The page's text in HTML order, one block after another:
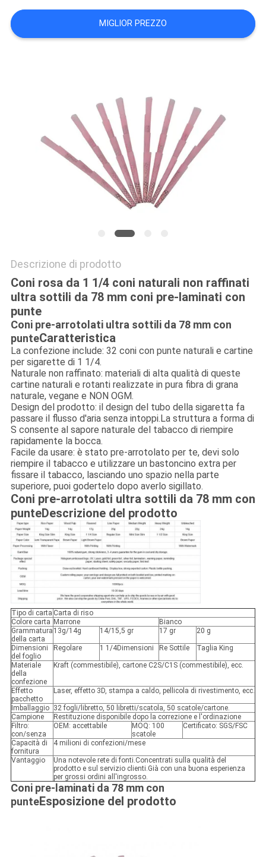
PRIVACY
POLICY
MIGLIOR PREZZO
Descrizione di prodotto
Coni rosa da 1 1/4 coni naturali non raffinati
ultra sottili da 78 mm coni pre-laminati con
punte
Coni pre-arrotolati ultra sottili da 78 mm con
punteCaratteristica
La confezione include: 32 coni con punte naturali e cartine
per sigarette di 1 1/4.
Naturale non raffinato: materiali di alta qualità di queste
cartine naturali e rotanti realizzate in pura fibra di grana
naturale, vegane e NON OGM.
Design del prodotto: il design del tubo della sigaretta fa
passare il flusso d'aria senza intoppi.La struttura a forma di
S consente al sapore naturale del tabacco di riempire
rapidamente la bocca.
Facile da usare: è stato pre-arrotolato per te, devi solo
riempire il tabacco e utilizzare un bastoncino extra per
fissare il tabacco, lasciando uno spazio nella parte
superiore, puoi godertelo dopo averlo sigillato.
Coni pre-arrotolati ultra sottili da 78 mm con
punteDescrizione del prodotto
Tipo di carta Carta di riso
Colore carta Marrone
Bianco
Grammatura
della carta
13g/14g 14/15,5 gr 17 gr 20 g
Dimensioni
del foglio
Regolare 1 1/4Dimensioni Re Sottile Taglia King
Materiale
della
confezione
Kraft (commestibile), cartone C2S/C1S (commestibile), ecc.
Effetto
pacchetto
Laser, effetto 3D, stampa a caldo, pellicola di rivestimento, ecc.
Imballaggio 32 fogli/libretto, 50 libretti/scatola, 50 scatole/cartone.
Campione
Restituzione disponibile dopo la correzione e l'ordinazione
Filtro:
con/senza
OEM: accettabile
MOQ: 100
scatole
Certificato: SGS/FSC
Capacità di
fornitura
4 milioni di confezioni/mese
Vantaggio
Una notevole rete di fonti.Concentrati sulla qualità del
prodotto e sul servizio clienti.Già con una buona esperienza
per grossi ordini all'ingrosso.
Coni pre-laminati da 78 mm con
punteEsposizione del prodotto